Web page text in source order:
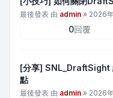
最後發表 由 admin » 2026
0回覆
[分享] SNL_DraftSight
點
最後發表 由 admin » 2026